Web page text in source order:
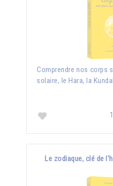
Comprendre nos corps
solaire, le Hara, la
Le zodiaque, clé de